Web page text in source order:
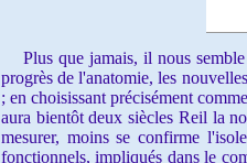
Plus que jamais, il nous semble
progrès de l'anatomie, les
; en choisissant précisément
aura bientôt deux siècles Reil la
mesurer, moinsse confirme
fonctionnels, impliqués dans le